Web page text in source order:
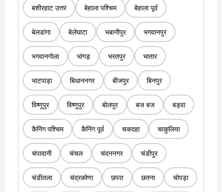
बशीरहाट उत्तर बेहाला पश्चिम बेहाला पूर्व
बेलडांगा बेलेघाटा भबानीपुर भगवानपुर
भगवानगोला भांगड़ भरतपुर भातार
भाटपाड़ा बिधाननगर बीजपुर बिनपुर
विष्णुपुर विष्णुपुर बोलपुर बज बज बड़वा
कैनिंग पश्चिम कैनिंग पूर्व चकदहा चाकुलिया
चंपादानी चंचल चंदननगर चंडीपुर
चंडीतला चंद्रकोणा छपरा छतना चोपड़ा